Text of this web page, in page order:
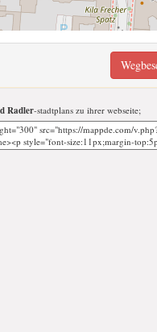
Radler-stadtplans zu ihrer webseite;